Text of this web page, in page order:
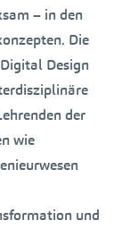
– in den
Die
Design
der
wie
und